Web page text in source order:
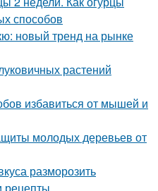
способов
новый тренд на рынке
растений
избавиться от мышей и
молодых деревьев от
разморозить